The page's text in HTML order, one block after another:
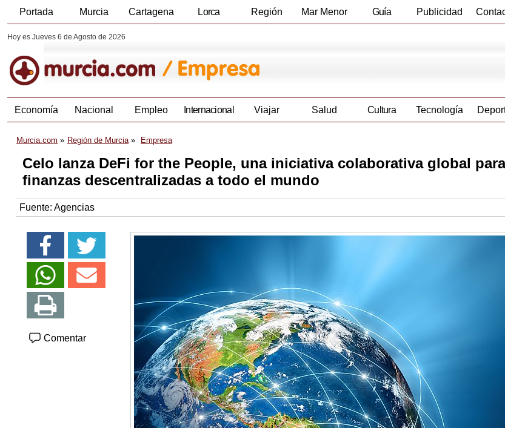
Portada Murcia Cartagena Lorca Región Mar Menor Guía Publicidad
Hoy es Jueves 6 de Agosto de 2026
Economía Nacional Empleo Internacional Viajar Salud Cultura Tecnología
Murcia.com Región de Murcia Empresa
Celo lanza DeFi for the People, una iniciativa colaborativa global
finanzas descentralizadas a todo el mundo
Fuente: Agencias
Comentar